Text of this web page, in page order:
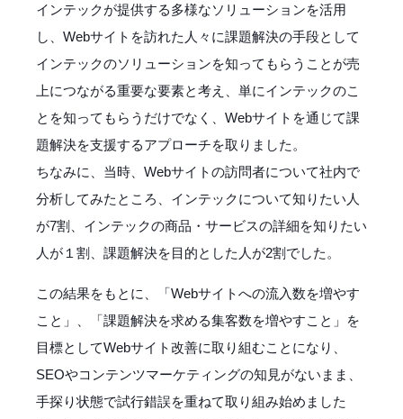
インテックが提供する多様なソリューションを活用
し、Webサイトを訪れた人々に課題解決の手段として
インテックのソリューションを知ってもらうことが売
上につながる重要な要素と考え、単にインテックのこ
とを知ってもらうだけでなく、Webサイトを通じて課
題解決を支援するアプローチを取りました。
ちなみに、当時、Webサイトの訪問者について社内で
分析してみたところ、インテックについて知りたい人
が7割、インテックの商品・サービスの詳細を知りたい
人が１割、課題解決を目的とした人が2割でした。
この結果をもとに、「Webサイトへの流入数を増やす
こと」、「課題解決を求める集客数を増やすこと」を
目標としてWebサイト改善に取り組むことになり、
SEOやコンテンツマーケティングの知見がないまま、
手探り状態で試行錯誤を重ねて取り組み始めました